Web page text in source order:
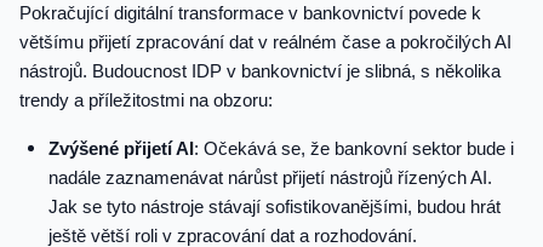
Pokračující digitální transformace v bankovnictví povede k
většímu přijetí zpracování dat v reálném čase a pokročilých AI
nástrojů. Budoucnost IDP v bankovnictví je slibná, s několika
trendy a příležitostmi na obzoru:
Zvýšené přijetí AI: Očekává se, že bankovní sektor bude i
nadále zaznamenávat nárůst přijetí nástrojů řízených AI.
Jak se tyto nástroje stávají sofistikovanějšími, budou hrát
ještě větší roli v zpracování dat a rozhodování.